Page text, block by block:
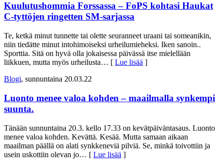
Kuulutushommia Forssassa – FoPS kohtasi Haukat
C-tyttöjen ringetten SM-sarjassa
Te, ketkä minut tunnette tai olette seuranneet uraani tai someanikin,
niin tiedätte minut intohimoiseksi urheilumieheksi. Iken sanoin..
Sporttia. Sitä on hyvä olla jokaisessa päivässä itse mielellään
liikkuen, mutta myös urheilusta… [ Lue lisää ]
Blogi, sunnuntaina 20.03.22
Luonto menee valoa kohden – maailmalla synkempi
suunta.
Tänään sunnuntaina 20.3. kello 17.33 on kevätpäiväntasaus. Luonto
menee valoa kohden. Kevättä. Kesää. Mutta samaan aikaan
maailman päällä on alati synkkeneviä pilviä. Se, minkä toivottiin ja
usein uskottiin olevan jo… [ Lue lisää ]